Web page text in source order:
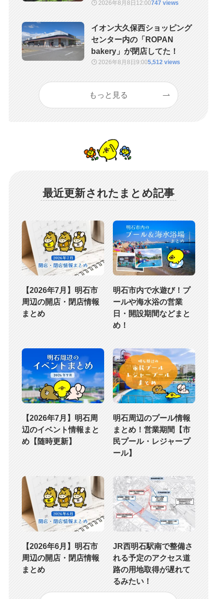
2026年8月8日 12:00747 views
イオン大久保西ショッピング
センター内の「ROPAN
bakery」が閉店してた！
2026年8月8日9:005,512 views
もっと見る
最近更新されたまとめ記事
【2026年7月】明石市
周辺の開店・閉店情報
まとめ
明石市内で水遊び！プ
ールや海水浴の営業
日・開設期間などまと
め！
【2026年7月】明石周
辺のイベント情報まと
め【随時更新】
明石周辺のプール情報
まとめ！営業期間【市
民プール・レジャープ
ール】
【2026年6月】明石市
周辺の開店・閉店情報
まとめ
JR西明石駅南で整備さ
れる予定のアクセス道
路の用地取得が遅れて
るみたい！